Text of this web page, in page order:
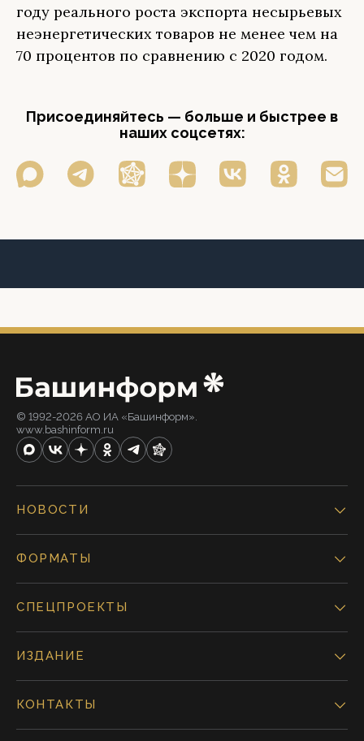
году реального роста экспорта несырьевых
неэнергетических товаров не менее чем на
70 процентов по сравнению с 2020 годом.
Присоединяйтесь — больше и быстрее в
наших соцсетях:
© 1992-2026 АО ИА «Башинформ».
www.bashinform.ru
НОВОСТИ
ФОРМАТЫ
СПЕЦПРОЕКТЫ
ИЗДАНИЕ
КОНТАКТЫ